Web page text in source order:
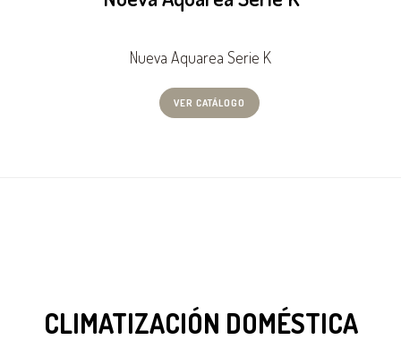
Nueva Aquarea Serie K
VER CATÁLOGO
CLIMATIZACIÓN DOMÉSTICA